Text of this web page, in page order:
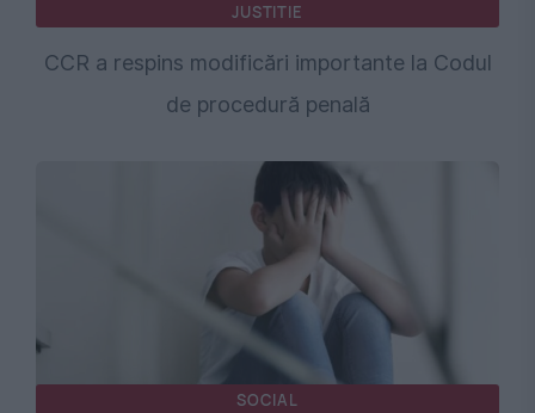
JUSTITIE
CCR a respins modificări importante la Codul
de procedură penală
SOCIAL